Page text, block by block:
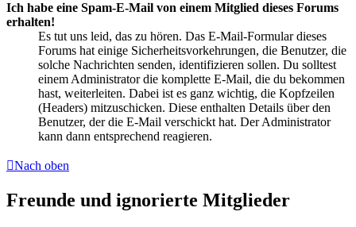
Ich habe eine Spam-E-Mail von einem Mitglied dieses Forums
erhalten!
Es tut uns leid, das zu hören. Das E-Mail-Formular dieses
Forums hat einige Sicherheitsvorkehrungen, die Benutzer, die
solche Nachrichten senden, identifizieren sollen. Du solltest
einem Administrator die komplette E-Mail, die du bekommen
hast, weiterleiten. Dabei ist es ganz wichtig, die Kopfzeilen
(Headers) mitzuschicken. Diese enthalten Details über den
Benutzer, der die E-Mail verschickt hat. Der Administrator
kann dann entsprechend reagieren.
Nach oben
Freunde und ignorierte Mitglieder